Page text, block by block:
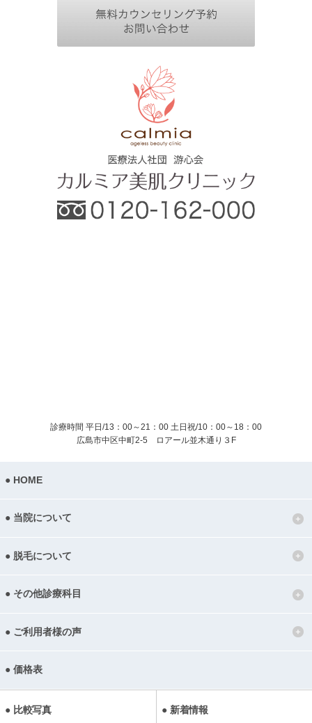
診療時間 平日/13：00～21：00 土日祝/10：00～18：00
広島市中区中町2-5 ロアール並木通り３F
HOME
当院について
脱毛について
その他診療科目
ご利用者様の声
価格表
比較写真 新着情報